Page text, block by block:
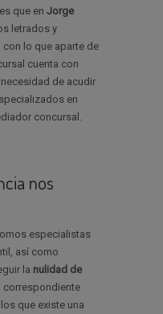
que en Jorge
letrados y
lo que aparte de
cuenta con
de acudir
en
concursal.
nos
especialistas
así como
la nulidad de
correspondiente
que existe una